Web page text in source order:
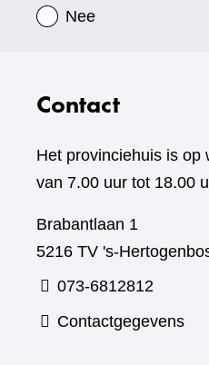
Nee
Contact
Het provinciehuis is op
van 7.00 uur tot 18.00
Brabantlaan 1
5216 TV 's-
073-6812812
Contactgegevens